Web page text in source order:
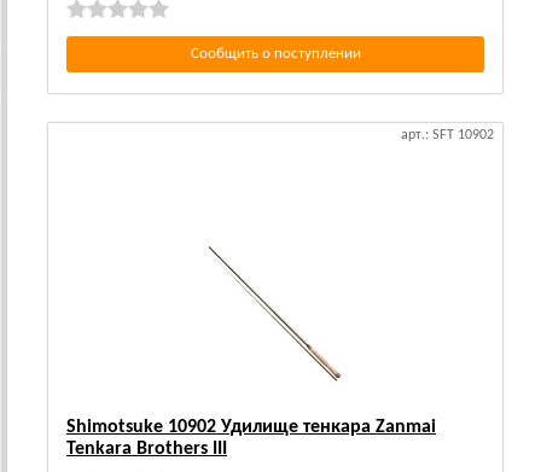
Сообщить о поступлении
арт.: SFT 10902
Shimotsuke 10902 Удилище тенкара Zanmai
Tenkara Brothers III